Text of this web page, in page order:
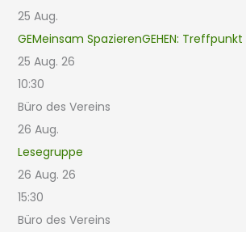
25 Aug.
GEMeinsam SpazierenGEHEN: Treffpunkt
25 Aug. 26
10:30
Büro des Vereins
26 Aug.
Lesegruppe
26 Aug. 26
15:30
Büro des Vereins